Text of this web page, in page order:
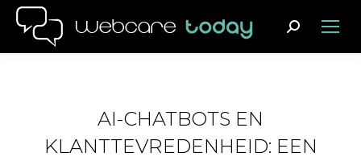
Search:
AI-CHATBOTS EN
KLANTTEVREDENHEID: EEN